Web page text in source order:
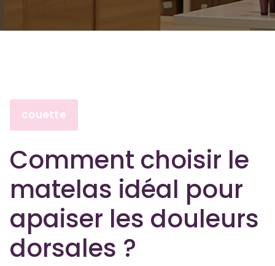
couette
Comment choisir le
matelas idéal pour
apaiser les douleurs
dorsales ?